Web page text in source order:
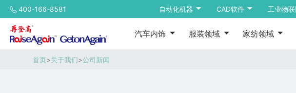
400-166-8581 自动化机器 CAD软件 工业物
汽车内饰 服装领域 家纺领域
首页>关于我们>公司新闻